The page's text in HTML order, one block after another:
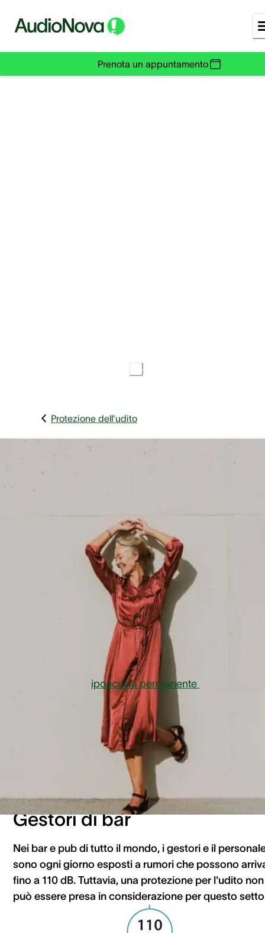
Prenota un appuntamento
Protezione dell'udito
Cos'hanno in comune gli operai edili, il personale di
terra di un aeroporto e i musicisti di un'orchestra
gestori di bar e i dentisti?
Senza protezione l'udito
questi professionisti non
ha chance
I loro luoghi di lavoro sono tra i più rumorosi del
In questi gruppi di professioni, di conseguenza, il
ipoacusia permanente
più forte è il rumore, tanto più breve deve essere
l'esposizione. Persone che durante il lavoro sono
esposte a livelli sonori costanti di 85 dB o superiori,
devono indossare una protezione per l'udito. La
del dolore è circa 125 dB.
Gestori di bar
Nei bar e pub di tutto il mondo, i gestori e il
sono ogni giorno esposti a rumori che possono
fino a 110 dB. Tuttavia, una protezione per l'udito non
può essere presa in considerazione per questo